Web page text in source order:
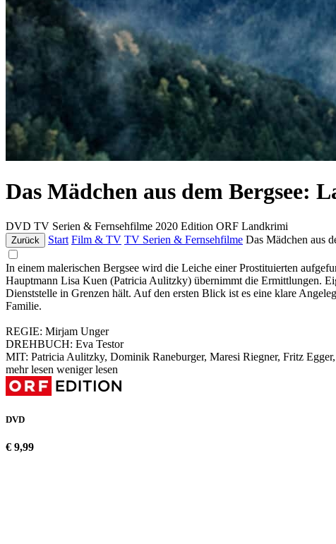
Das Mädchen aus dem Bergsee:
DVD TV Serien & Fernsehfilme 2020 Edition ORF Landkrimi
Zurück Start Film & TV TV Serien & Fernsehfilme Das Mädchen aus
In einem malerischen Bergsee wird die Leiche einer Prostituierten
Hauptmann Lisa Kuen (Patricia Aulitzky) übernimmt die Ermittlungen.
Dienststelle in Grenzen hält. Auf den ersten Blick ist es eine klare
Familie.
REGIE: Mirjam Unger
DREHBUCH: Eva Testor
MIT: Patricia Aulitzky, Dominik Raneburger, Maresi Riegner, Fritz
mehr lesen weniger lesen
DVD
€ 9,99